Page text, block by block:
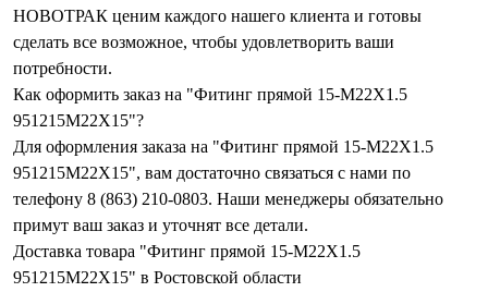
НОВОТРАК ценим каждого нашего клиента и готовы
сделать все возможное, чтобы удовлетворить ваши
потребности.
Как оформить заказ на "Фитинг прямой 15-M22X1.5
951215M22X15"?
Для оформления заказа на "Фитинг прямой 15-M22X1.5
951215M22X15", вам достаточно связаться с нами по
телефону 8 (863) 210-0803. Наши менеджеры обязательно
примут ваш заказ и уточнят все детали.
Доставка товара "Фитинг прямой 15-M22X1.5
951215M22X15" в Ростовской области